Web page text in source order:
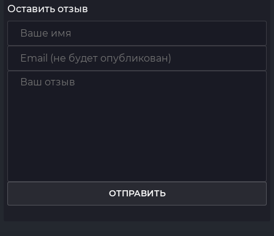
Оставить отзыв
ОТПРАВИТЬ